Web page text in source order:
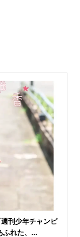
刊少年チャンピ
れた、...